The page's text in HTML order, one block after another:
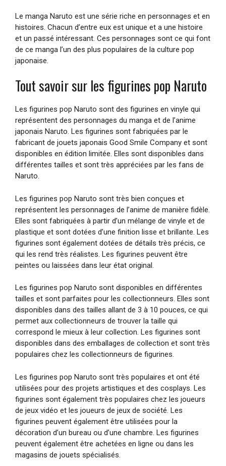
Le manga Naruto est une série riche en personnages et en
histoires. Chacun d’entre eux est unique et a une histoire
et un passé intéressant. Ces personnages sont ce qui font
de ce manga l’un des plus populaires de la culture pop
japonaise.
Tout savoir sur les figurines pop Naruto
Les figurines pop Naruto sont des figurines en vinyle qui
représentent des personnages du manga et de l’anime
japonais Naruto. Les figurines sont fabriquées par le
fabricant de jouets japonais Good Smile Company et sont
disponibles en édition limitée. Elles sont disponibles dans
différentes tailles et sont très appréciées par les fans de
Naruto.
Les figurines pop Naruto sont très bien conçues et
représentent les personnages de l’anime de manière fidèle.
Elles sont fabriquées à partir d’un mélange de vinyle et de
plastique et sont dotées d’une finition lisse et brillante. Les
figurines sont également dotées de détails très précis, ce
qui les rend très réalistes. Les figurines peuvent être
peintes ou laissées dans leur état original.
Les figurines pop Naruto sont disponibles en différentes
tailles et sont parfaites pour les collectionneurs. Elles sont
disponibles dans des tailles allant de 3 à 10 pouces, ce qui
permet aux collectionneurs de trouver la taille qui
correspond le mieux à leur collection. Les figurines sont
disponibles dans des emballages de collection et sont très
populaires chez les collectionneurs de figurines.
Les figurines pop Naruto sont très populaires et ont été
utilisées pour des projets artistiques et des cosplays. Les
figurines sont également très populaires chez les joueurs
de jeux vidéo et les joueurs de jeux de société. Les
figurines peuvent également être utilisées pour la
décoration d’un bureau ou d’une chambre. Les figurines
peuvent également être achetées en ligne ou dans les
magasins de jouets spécialisés.